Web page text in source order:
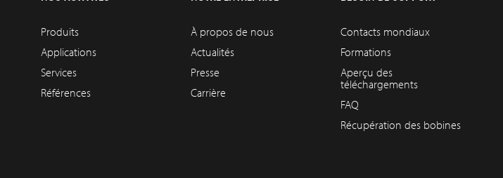
Produits
Applications
Services
Références
À propos de nous
Actualités
Presse
Carrière
Contacts mondiaux
Formations
Aperçu des
téléchargements
FAQ
Récupération des bobines